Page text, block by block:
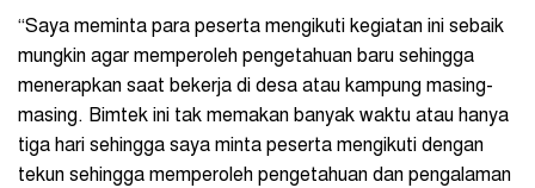
“Saya meminta para peserta mengikuti kegiatan ini sebaik
mungkin agar memperoleh pengetahuan baru sehingga
menerapkan saat bekerja di desa atau kampung masing-
masing. Bimtek ini tak memakan banyak waktu atau hanya
tiga hari sehingga saya minta peserta mengikuti dengan
tekun sehingga memperoleh pengetahuan dan pengalaman